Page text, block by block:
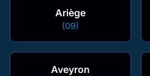
Ariège
(09)
Aveyron